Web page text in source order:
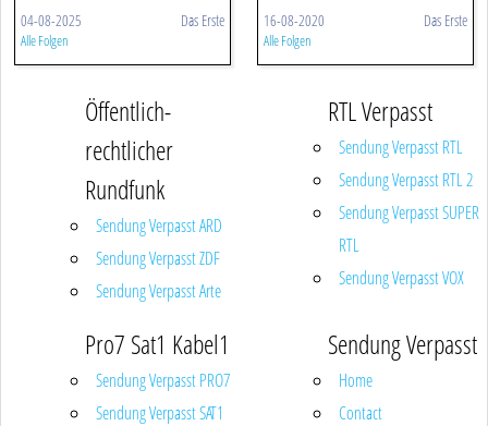
04-08-2025 Das Erste
Alle Folgen
16-08-2020 Das Erste
Alle Folgen
Öffentlich-
rechtlicher
Rundfunk
Sendung Verpasst ARD
Sendung Verpasst ZDF
Sendung Verpasst Arte
RTL Verpasst
Sendung Verpasst RTL
Sendung Verpasst RTL 2
Sendung Verpasst SUPER
RTL
Sendung Verpasst VOX
Pro7 Sat1 Kabel1
Sendung Verpasst PRO7
Sendung Verpasst SAT1
Sendung Verpasst
Home
Contact